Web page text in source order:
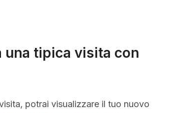
una tipica visita con
potrai visualizzare il tuo nuovo